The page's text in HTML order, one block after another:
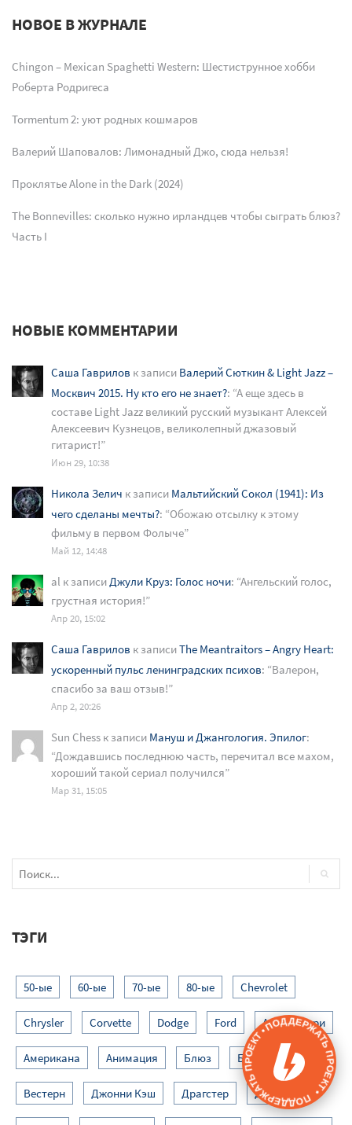
НОВОЕ В ЖУРНАЛЕ
Chingon – Mexican Spaghetti Western: Шестиструнное хобби
Роберта Родригеса
Tormentum 2: уют родных кошмаров
Валерий Шаповалов: Лимонадный Джо, сюда нельзя!
Проклятье Alone in the Dark (2024)
The Bonnevilles: сколько нужно ирландцев чтобы сыграть блюз?
Часть I
НОВЫЕ КОММЕНТАРИИ
Саша Гаврилов к записи Валерий Сюткин & Light Jazz –
Москвич 2015. Ну кто его не знает?: “А еще здесь в
составе Light Jazz великий русский музыкант Алексей
Алексеевич Кузнецов, великолепный джазовый
гитарист!”
Июн 29, 10:38
Никола Зелич к записи Мальтийский Сокол (1941): Из
чего сделаны мечты?: “Обожаю отсылку к этому
фильму в первом Фолыче”
Май 12, 14:48
al к записи Джули Круз: Голос ночи: “Ангельский голос,
грустная история!”
Апр 20, 15:02
Саша Гаврилов к записиThe Meantraitors – Angry Heart:
ускоренный пульс ленинградских психов: “Валерон,
спасибо за ваш отзыв!”
Апр 2, 20:26
Sun Chess к записи Мануш и Джангология. Эпилог:
“Дождавшись последнюю часть, перечитал все махом,
хороший такой сериал получился”
Мар 31, 15:05
ТЭГИ
50-ые 60-ые 70-ые 80-ые Chevrolet
Chrysler Corvette Dodge Ford Альт-кантри
Американа Анимация Блюз Блюз-рок
Вестерн Джонни Кэш Драгстер Драма
ПОДДЕРЖАТЬ ПРОЕКТ • ПОДДЕРЖАТЬ ПРОЕКТ •